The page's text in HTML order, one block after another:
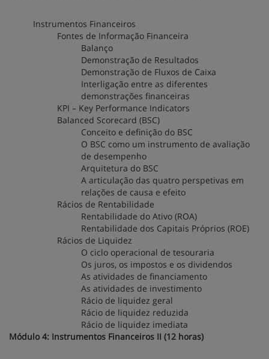
Instrumentos Financeiros
Fontes de Informação Financeira
Balanço
Demonstração de Resultados
Demonstração de Fluxos de Caixa
Interligação entre as diferentes
demonstrações financeiras
KPI – Key Performance Indicators
Balanced Scorecard (BSC)
Conceito e definição do BSC
O BSC como um instrumento de avaliação
de desempenho
Arquitetura do BSC
A articulação das quatro perspetivas em
relações de causa e efeito
Rácios de Rentabilidade
Rentabilidade do Ativo (ROA)
Rentabilidade dos Capitais Próprios (ROE)
Rácios de Liquidez
O ciclo operacional de tesouraria
Os juros, os impostos e os dividendos
As atividades de financiamento
As atividades de investimento
Rácio de liquidez geral
Rácio de liquidez reduzida
Rácio de liquidez imediata
Módulo 4: Instrumentos Financeiros II (12 horas)